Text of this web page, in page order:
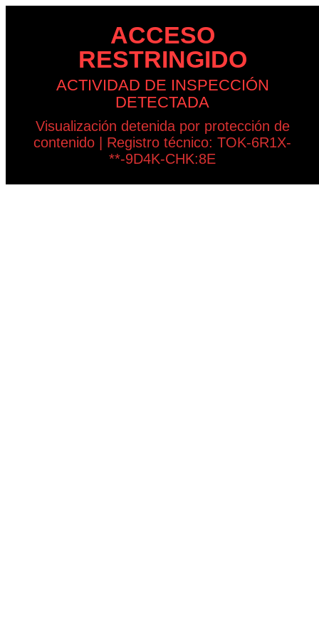
ACCESO
RESTRINGIDO
ACTIVIDAD DE INSPECCIÓN
DETECTADA
Visualización detenida por protección de
contenido | Registro técnico: TOK-6R1X-
**-9D4K-CHK:8E